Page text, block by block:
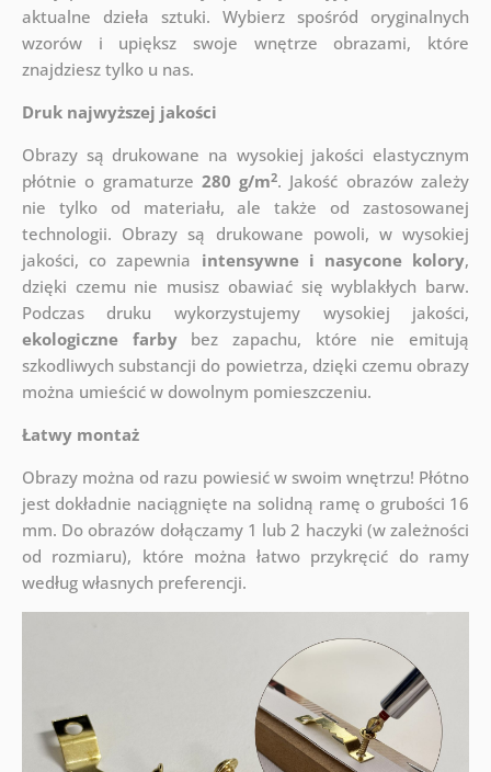
aktualne dzieła sztuki. Wybierz spośród oryginalnych
wzorów i upiększ swoje wnętrze obrazami, które
znajdziesz tylko u nas.
Druk najwyższej jakości
Obrazy są drukowane na wysokiej jakości elastycznym
płótnie o gramaturze 280 g/m2. Jakość obrazów zależy
nie tylko od materiału, ale także od zastosowanej
technologii. Obrazy są drukowane powoli, w wysokiej
jakości, co zapewnia intensywne i nasycone kolory,
dzięki czemu nie musisz obawiać się wyblakłych barw.
Podczas druku wykorzystujemy wysokiej jakości,
ekologiczne farbybez zapachu, które nie emitują
szkodliwych substancji do powietrza, dzięki czemu obrazy
można umieścić w dowolnym pomieszczeniu.
Łatwy montaż
Obrazy można od razu powiesić w swoim wnętrzu! Płótno
jest dokładnie naciągnięte na solidną ramę o grubości 16
mm. Do obrazów dołączamy 1 lub 2 haczyki (w zależności
od rozmiaru), które można łatwo przykręcić do ramy
według własnych preferencji.